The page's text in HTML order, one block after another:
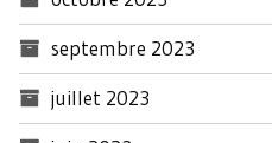
septembre 2023
juillet 2023